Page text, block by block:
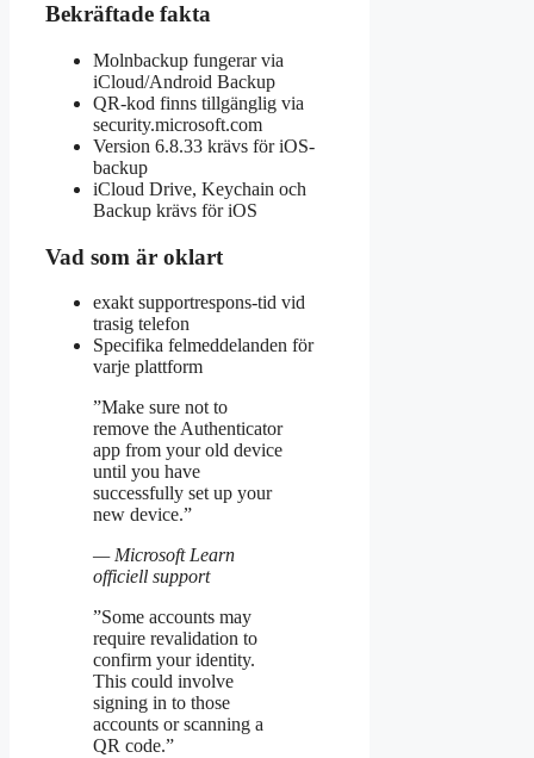
Bekräftade fakta
Molnbackup fungerar via
iCloud/Android Backup
QR-kod finns tillgänglig via
security.microsoft.com
Version 6.8.33 krävs för iOS-
backup
iCloud Drive, Keychain och
Backup krävs för iOS
Vad som är oklart
exakt supportrespons-tid vid
trasig telefon
Specifika felmeddelanden för
varje plattform
”Make sure not to
remove the Authenticator
app from your old device
until you have
successfully set up your
new device.”
— Microsoft Learn
officiell support
”Some accounts may
require revalidation to
confirm your identity.
This could involve
signing in to those
accounts or scanning a
QR code.”